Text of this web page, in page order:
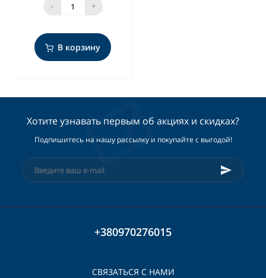
- +
В корзину
Хотите узнавать первым об акциях и скидках?
Подпишитесь на нашу рассылку и покупайте с выгодой!
+380970276015
СВЯЗАТЬСЯ С НАМИ